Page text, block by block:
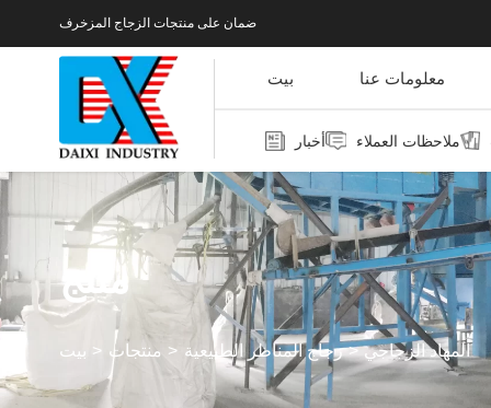
ضمان على منتجات الزجاج المزخرف
بيت معلومات عنا
أخبار ملاحظات العملاء
منتج
بيت منتجات زجاج المناظر الطبيعية المهاد الزجاجي